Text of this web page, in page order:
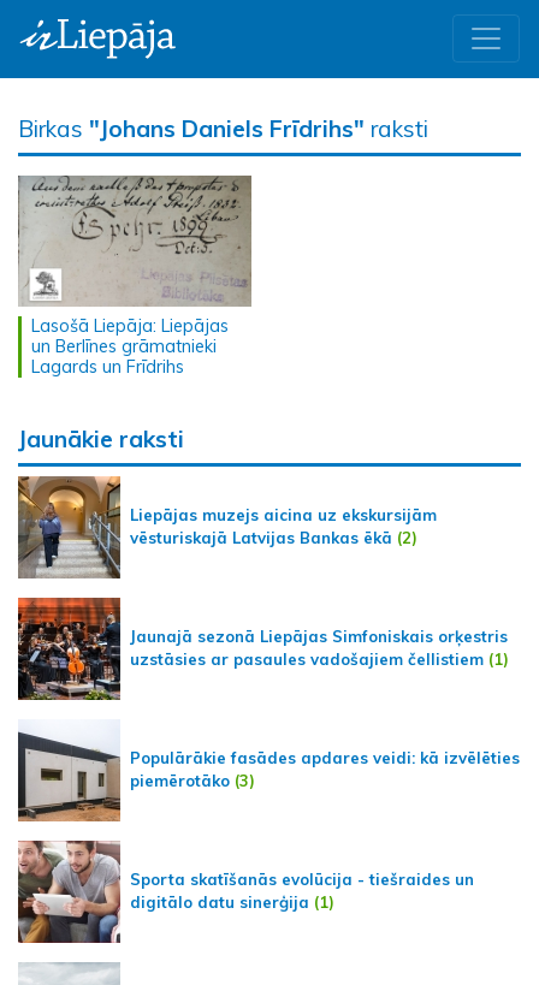
Birkas "Johans Daniels Frīdrihs" raksti
Lasošā Liepāja: Liepājas
un Berlīnes grāmatnieki
Lagards un Frīdrihs
Jaunākie raksti
Liepājas muzejs aicina uz ekskursijām
vēsturiskajā Latvijas Bankas ēkā (2)
Jaunajā sezonā Liepājas Simfoniskais orķestris
uzstāsies ar pasaules vadošajiem čellistiem (1)
Populārākie fasādes apdares veidi: kā izvēlēties
piemērotāko (3)
Sporta skatīšanās evolūcija - tiešraides un
digitālo datu sinerģija (1)